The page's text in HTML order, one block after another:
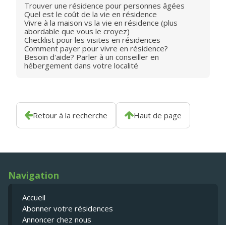
Trouver une résidence pour personnes âgées
Quel est le coût de la vie en résidence
Vivre à la maison vs la vie en résidence (plus
abordable que vous le croyez)
Checklist pour les visites en résidences
Comment payer pour vivre en résidence?
Besoin d'aide? Parler à un conseiller en
hébergement dans votre localité
Retour à la recherche Haut de page
Navigation
Accueil
Abonner votre résidences
Annoncer chez nous